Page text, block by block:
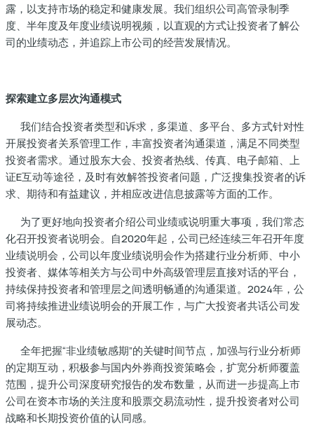
露，以支持市场的稳定和健康发展。我们组织公司高管录制季
度、半年度及年度业绩说明视频，以直观的方式让投资者了解公
司的业绩动态，并追踪上市公司的经营发展情况。
探索建立多层次沟通模式
我们结合投资者类型和诉求，多渠道、多平台、多方式针对性
开展投资者关系管理工作，丰富投资者沟通渠道，满足不同类型
投资者需求。通过股东大会、投资者热线、传真、电子邮箱、上
证E互动等途径，及时有效解答投资者问题，广泛搜集投资者的诉
求、期待和有益建议，并相应改进信息披露等方面的工作。
为了更好地向投资者介绍公司业绩或说明重大事项，我们常态
化召开投资者说明会。自2020年起，公司已经连续三年召开年度
业绩说明会，公司以年度业绩说明会作为搭建行业分析师、中小
投资者、媒体等相关方与公司中外高级管理层直接对话的平台，
持续保持投资者和管理层之间透明畅通的沟通渠道。2024年，公
司将持续推进业绩说明会的开展工作，与广大投资者共话公司发
展动态。
全年把握“非业绩敏感期”的关键时间节点，加强与行业分析师
的定期互动，积极参与国内外券商投资策略会，扩宽分析师覆盖
范围，提升公司深度研究报告的发布数量，从而进一步提高上市
公司在资本市场的关注度和股票交易流动性，提升投资者对公司
战略和长期投资价值的认同感。